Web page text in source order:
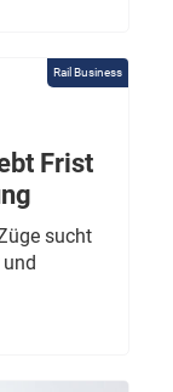
Rail Business
Frist
sucht